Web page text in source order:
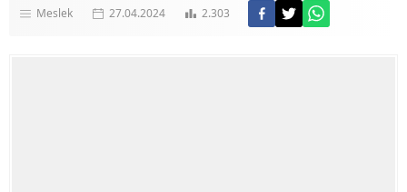
Meslek 27.04.2024 2.303